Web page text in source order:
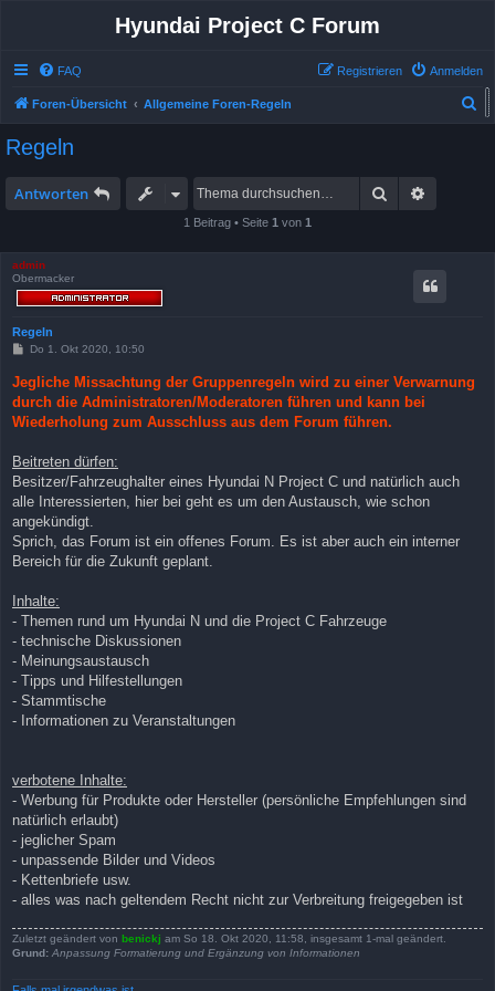
Hyundai Project C Forum
FAQ Anmelden
Registrieren
Foren-Übersicht
Allgemeine Foren-Regeln
Regeln
Antworten Suche
1 Beitrag • Seite 1 von 1
admin
Obermacker
Regeln
B
t
r
a
g
Do 1. Okt 2020, 10:50
Jegliche Missachtung der Gruppenregeln wird zu einer Verwarnung
durch die Administratoren/Moderatoren führen und kann bei
Wiederholung zum Ausschluss aus dem Forum führen.
Beitreten dürfen:
Besitzer/Fahrzeughalter eines Hyundai N Project C und natürlich auch
alle Interessierten, hier bei geht es um den Austausch, wie schon
angekündigt.
Sprich, das Forum ist ein offenes Forum. Es ist aber auch ein interner
Bereich für die Zukunft geplant.
Inhalte:
- Themen rund um Hyundai N und die Project C Fahrzeuge
- technische Diskussionen
- Meinungsaustausch
- Tipps und Hilfestellungen
- Stammtische
- Informationen zu Veranstaltungen
verbotene Inhalte:
- Werbung für Produkte oder Hersteller (persönliche Empfehlungen sind
natürlich erlaubt)
- jeglicher Spam
- unpassende Bilder und Videos
- Kettenbriefe usw.
- alles was nach geltendem Recht nicht zur Verbreitung freigegeben ist
Zuletzt geändert von benickj am So 18. Okt 2020, 11:58, insgesamt 1-mal geändert.
Grund: Anpassung Formatierung und Ergänzung von Informationen